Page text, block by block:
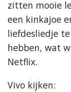
zitten mooie
een kinkajoe
liefdesliedje
hebben, wat
Netflix.
Vivo kijken: